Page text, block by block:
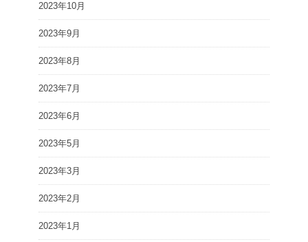
2023年10月
2023年9月
2023年8月
2023年7月
2023年6月
2023年5月
2023年3月
2023年2月
2023年1月